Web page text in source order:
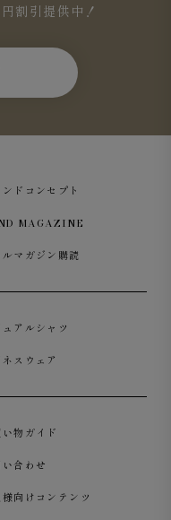
割引提供中！
ンドコンセプト
MAGAZINE
ルマガジン購読
アルシャツ
ネスウェア
物ガイド
合わせ
様向けコンテンツ